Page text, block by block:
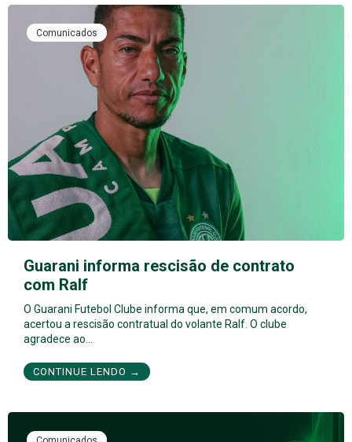
Comunicados
Guarani informa rescisão de contrato
com Ralf
O Guarani Futebol Clube informa que, em comum acordo,
acertou a rescisão contratual do volante Ralf. O clube
agradece ao…
CONTINUE LENDO →